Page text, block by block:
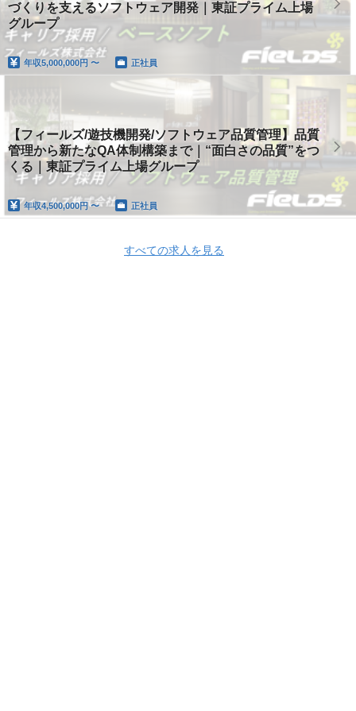
づくりを支えるソフトウェア開発｜東証プライム上場
グループ
年収5,000,000円 〜 正社員
【フィールズ/遊技機開発/ソフトウェア品質管理】品質
管理から新たなQA体制構築まで｜“面白さの品質”をつ
くる｜東証プライム上場グループ
年収4,500,000円 〜 正社員
すべての求人を見る